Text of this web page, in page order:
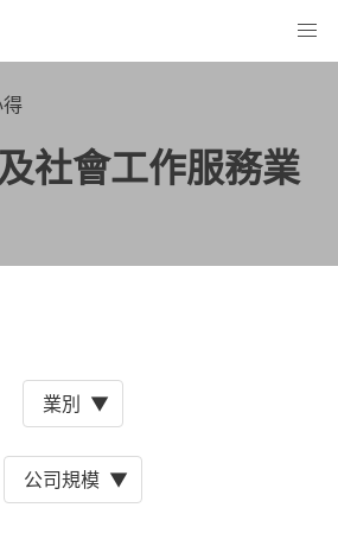
社會工作服務業
業別 ▼
公司規模 ▼